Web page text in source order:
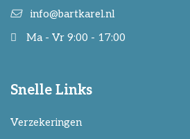
info@bartkarel.nl
Ma - Vr 9:00 - 17:00
Snelle Links
Verzekeringen